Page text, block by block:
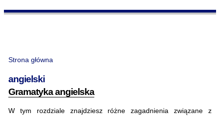
Strona główna
angielski
Gramatyka angielska
W tym rozdziale znajdziesz różne zagadnienia związane z